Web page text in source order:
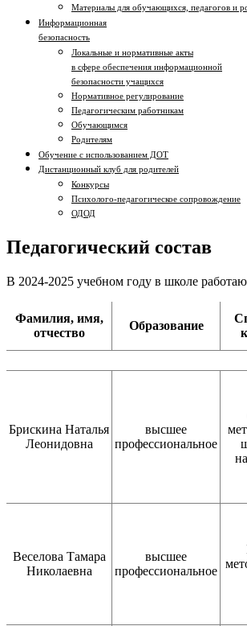
Материалы для обучающихся, педагогов и
Информационная
безопасность
Локальные и нормативные акты
в сфере обеспечения информационной
безопасности учащихся
Нормативное регулирование
Педагогическим работникам
Обучающимся
Родителям
Обучение с использованием ДОТ
Дистанционный клуб для родителей
Конкурсы
Психолого-педагогическое сопровождение
ОДОД
Педагогический состав
В 2024-2025 учебном году в школе
Фамилия, имя,
отчество
Образование
Брискина Наталья
Леонидовна
высшее
профессиональное
Веселова Тамара
Николаевна
высшее
профессиональное